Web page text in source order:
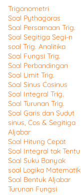
Trigonometri
Soal Pythagoras
Soal Persamaan Trig.
Soal Segitiga Segi-n
soal Trig. Analitika
Soal Fungsi Trig.
Soal Perbandingan
Soal Limit Trig.
Soal Sinus Cosinus
Soal Integral Trig.
Soal Turunan Trig.
Soal Garis dan Sudut
sinus, Cos & Segitiga
Aljabar
Soal Hitung Cepat
Soal Integral tak Tentu
Soal Suku Banyak
soal Logika Matematik
Soal Bentuk Aljabar
Turunan Fungsi